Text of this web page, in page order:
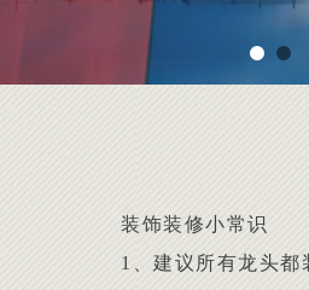
装饰装修小常识
1、建议所有龙头